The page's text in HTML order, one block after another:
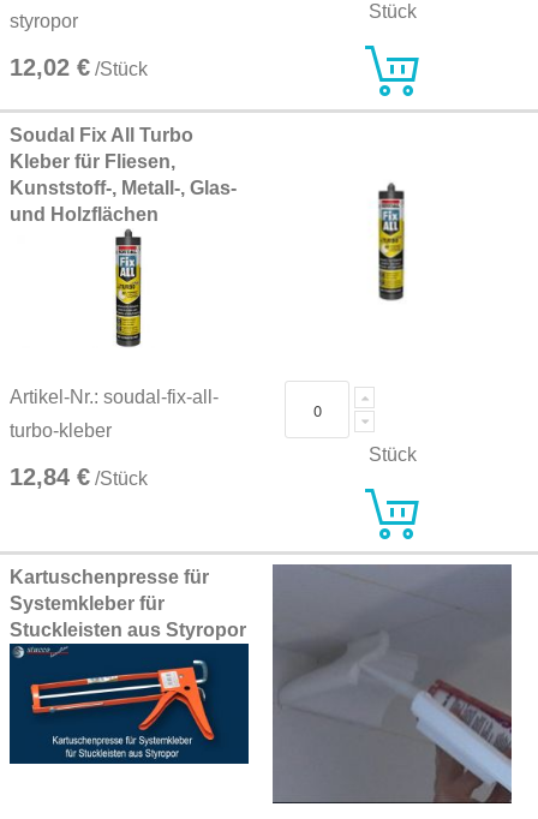
styropor
12,02 € /Stück
Stück
Soudal Fix All Turbo
Kleber für Fliesen,
Kunststoff-, Metall-, Glas-
und Holzflächen
Artikel-Nr.: soudal-fix-all-
turbo-kleber
12,84 € /Stück
Stück
Kartuschenpresse für
Systemkleber für
Stuckleisten aus Styropor